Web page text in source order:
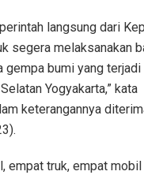
langsung dari
segera melaksanakan
gempa bumi yang terjadi
Yogyakarta,” kata
keterangannya
empat truk, empat